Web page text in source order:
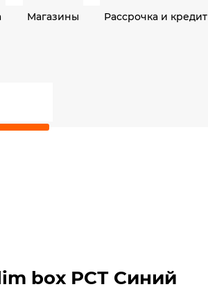
Магазины Рассрочка и кредит
box РСТ Синий